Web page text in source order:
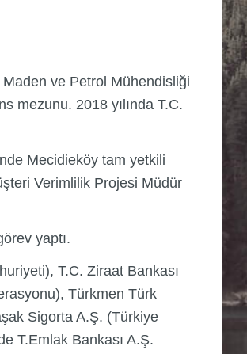
ve Petrol Mühendisliği
mezunu. 2018 yılında T.C.
Mecidieköy tam yetkili
Verimlilik Projesi Müdür
yaptı.
T.C. Ziraat Bankası
Türkmen Türk
Sigorta A.Ş. (Türkiye
T.Emlak Bankası A.Ş.